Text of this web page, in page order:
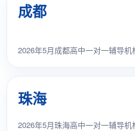
成都
2026年5月成都高中一对一辅导
珠海
2026年5月珠海高中一对一辅导